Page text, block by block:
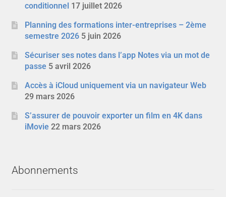
conditionnel 17 juillet 2026
Planning des formations inter-entreprises – 2ème
semestre 2026 5 juin 2026
Sécuriser ses notes dans l’app Notes via un mot de
passe 5 avril 2026
Accès à iCloud uniquement via un navigateur Web
29 mars 2026
S’assurer de pouvoir exporter un film en 4K dans
iMovie 22 mars 2026
Abonnements